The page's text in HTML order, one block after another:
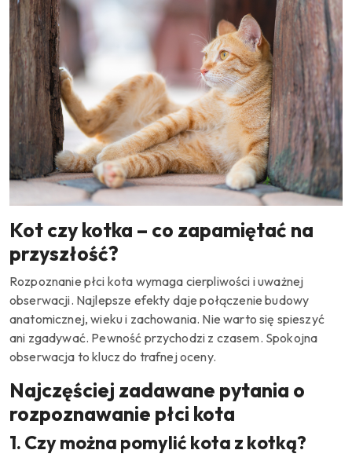
Kot czy kotka – co zapamiętać na
przyszłość?
Rozpoznanie płci kota wymaga cierpliwości i uważnej
obserwacji. Najlepsze efekty daje połączenie budowy
anatomicznej, wieku i zachowania. Nie warto się spieszyć
ani zgadywać. Pewność przychodzi z czasem. Spokojna
obserwacja to klucz do trafnej oceny.
Najczęściej zadawane pytania o
rozpoznawanie płci kota
1. Czy można pomylić kota z kotką?